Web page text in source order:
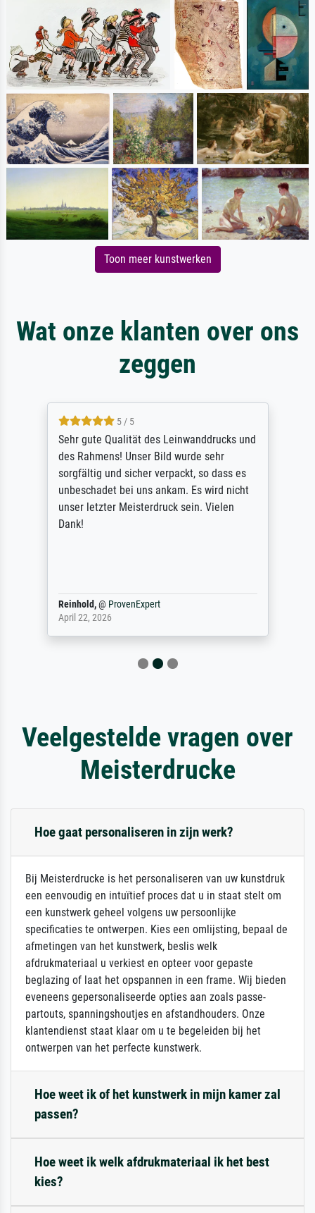
Toon meer kunstwerken
Wat onze klanten over ons
zeggen
5 / 5
Sehr gute Qualität des Leinwanddrucks und
des Rahmens! Unser Bild wurde sehr
sorgfältig und sicher verpackt, so dass es
unbeschadet bei uns ankam. Es wird nicht
unser letzter Meisterdruck sein. Vielen
Dank!
Reinhold,@ ProvenExpert
April 22, 2026
Veelgestelde vragen over
Meisterdrucke
Hoe gaat personaliseren in zijn werk?
Bij Meisterdrucke is het personaliseren van uw kunstdruk
een eenvoudig en intuïtief proces dat u in staat stelt om
een kunstwerk geheel volgens uw persoonlijke
specificaties te ontwerpen. Kies een omlijsting, bepaal de
afmetingen van het kunstwerk, beslis welk
afdrukmateriaal u verkiest en opteer voor gepaste
beglazing of laat het opspannen in een frame. Wij bieden
eveneens gepersonaliseerde opties aan zoals passe-
partouts, spanningshoutjes en afstandhouders. Onze
klantendienst staat klaar om u te begeleiden bij het
ontwerpen van het perfecte kunstwerk.
Hoe weet ik of het kunstwerk in mijn kamer zal
passen?
Hoe weet ik welk afdrukmateriaal ik het best
kies?